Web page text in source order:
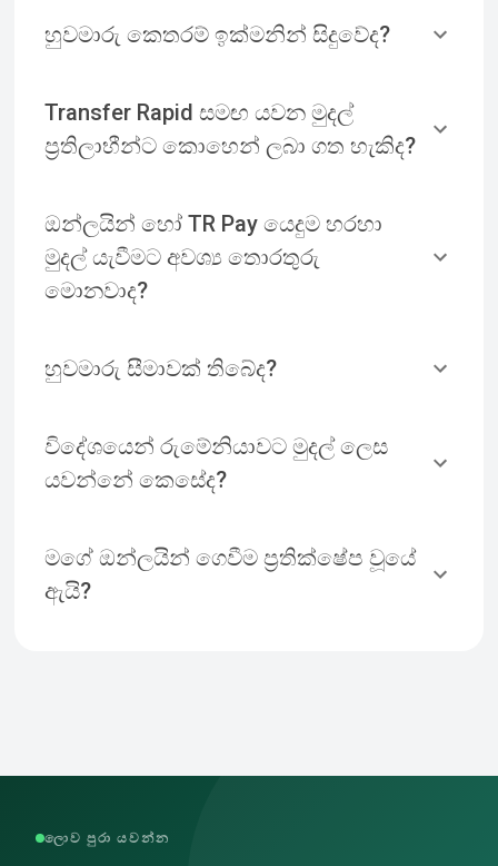
හුවමාරු කෙතරම් ඉක්මනින් සිදුවේද?
Transfer Rapid සමඟ යවන මුදල්
ප්‍රතිලාභීන්ට කොහෙන් ලබා ගත හැකිද?
ඔන්ලයින් හෝ TR Pay යෙදුම හරහා
මුදල් යැවීමට අවශ්‍ය තොරතුරු
මොනවාද?
හුවමාරු සීමාවක් තිබේද?
විදේශයෙන් රුමේනියාවට මුදල් ලෙස
යවන්නේ කෙසේද?
මගේ ඔන්ලයින් ගෙවීම ප්‍රතික්ෂේප වූයේ
ඇයි?
ලොව පුරා යවන්න